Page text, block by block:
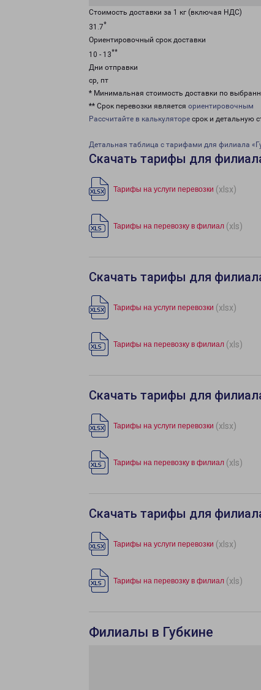
Стоимость доставки за 1 кг (включая НДС)
31.7*
Ориентировочный срок доставки
10 - 13**
Дни отправки
ср, пт
* Минимальная стоимость доставки по
** Срок перевозки является ориентировочным
Рассчитайте в калькуляторе срок и детальную
Детальная таблица с тарифами для филиала
Скачать тарифы для
Тарифы на услуги перевозки (xlsx)
Тарифы на перевозку в филиал (xls)
Скачать тарифы для
Тарифы на услуги перевозки (xlsx)
Тарифы на перевозку в филиал (xls)
Скачать тарифы для
Тарифы на услуги перевозки (xlsx)
Тарифы на перевозку в филиал (xls)
Скачать тарифы для
Тарифы на услуги перевозки (xlsx)
Тарифы на перевозку в филиал (xls)
Филиалы в Губкине